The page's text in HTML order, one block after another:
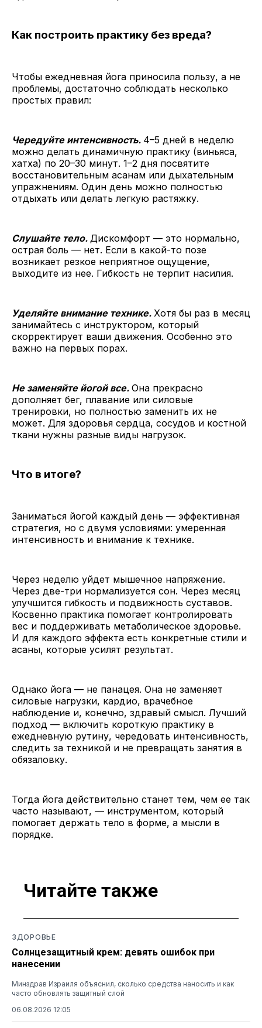
Как построить практику без вреда?
Чтобы ежедневная йога приносила пользу, а не
проблемы, достаточно соблюдать несколько
простых правил:
Чередуйте интенсивность. 4–5 дней в неделю
можно делать динамичную практику (виньяса,
хатха) по 20–30 минут. 1–2 дня посвятите
восстановительным асанам или дыхательным
упражнениям. Один день можно полностью
отдыхать или делать легкую растяжку.
Слушайте тело. Дискомфорт — это нормально,
острая боль — нет. Если в какой-то позе
возникает резкое неприятное ощущение,
выходите из нее. Гибкость не терпит насилия.
Уделяйте внимание технике. Хотя бы раз в месяц
занимайтесь с инструктором, который
скорректирует ваши движения. Особенно это
важно на первых порах.
Не заменяйте йогой все. Она прекрасно
дополняет бег, плавание или силовые
тренировки, но полностью заменить их не
может. Для здоровья сердца, сосудов и костной
ткани нужны разные виды нагрузок.
Что в итоге?
Заниматься йогой каждый день — эффективная
стратегия, но с двумя условиями: умеренная
интенсивность и внимание к технике.
Через неделю уйдет мышечное напряжение.
Через две-три нормализуется сон. Через месяц
улучшится гибкость и подвижность суставов.
Косвенно практика помогает контролировать
вес и поддерживать метаболическое здоровье.
И для каждого эффекта есть конкретные стили и
асаны, которые усилят результат.
Однако йога — не панацея. Она не заменяет
силовые нагрузки, кардио, врачебное
наблюдение и, конечно, здравый смысл. Лучший
подход — включить короткую практику в
ежедневную рутину, чередовать интенсивность,
следить за техникой и не превращать занятия в
обязаловку.
Тогда йога действительно станет тем, чем ее так
часто называют, — инструментом, который
помогает держать тело в форме, а мысли в
порядке.
Читайте также
ЗДОРОВЬЕ
Солнцезащитный крем: девять ошибок при
нанесении
Минздрав Израиля объяснил, сколько средства наносить и как
часто обновлять защитный слой
06.08.2026 12:05